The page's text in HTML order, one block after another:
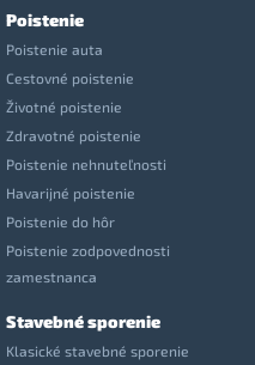
Poistenie
Poistenie auta
Cestovné poistenie
Životné poistenie
Zdravotné poistenie
Poistenie nehnuteľnosti
Havarijné poistenie
Poistenie do hôr
Poistenie zodpovednosti
zamestnanca
Stavebné sporenie
Klasické stavebné sporenie